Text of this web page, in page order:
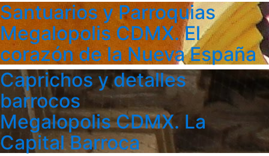
Santuarios y Parroquias
Megalopolis CDMX. El
corazón de la Nueva España
Caprichos y detalles
barrocos
Megalopolis CDMX. La
Capital Barroca